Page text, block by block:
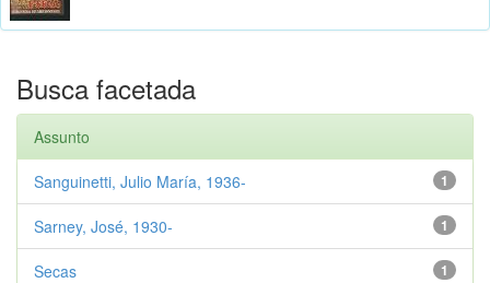
Busca facetada
Assunto
1
Sanguinetti, Julio María, 1936-
1
Sarney, José, 1930-
1
Secas